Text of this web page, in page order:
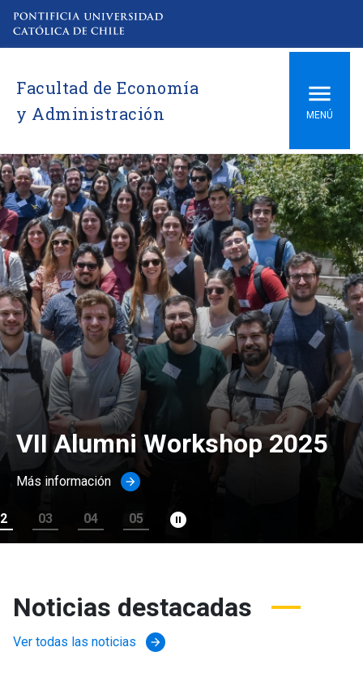
Facultad de Economía
y Administración
MENÚ
VII Alumni Workshop 2025
Más información arrow_forward
03 04 05 pause_circle_filled
Noticias destacadas
Ver todas las noticias arrow_forward